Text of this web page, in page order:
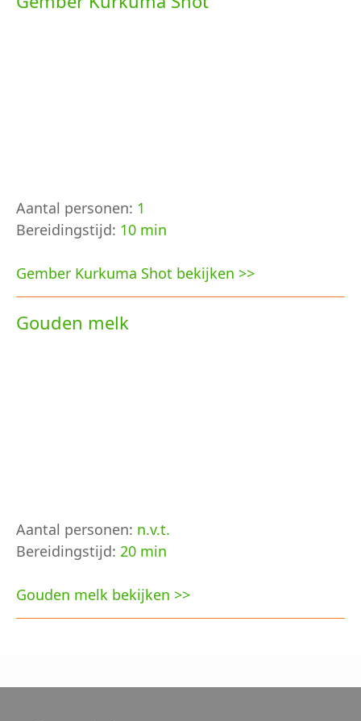
Aantal personen: 1
Bereidingstijd: 10 min
Gember Kurkuma Shot bekijken >>
Gouden melk
Aantal personen: n.v.t.
Bereidingstijd: 20 min
Gouden melk bekijken >>